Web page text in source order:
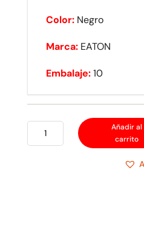
Color: Negro
Marca: EATON
Embalaje:10
TOMACORRIENTE
Añadir al
carrito